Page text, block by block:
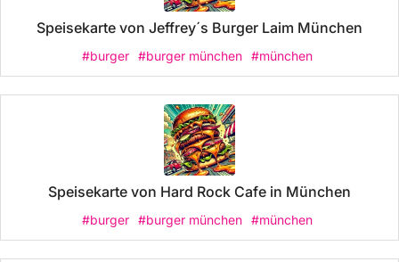
Speisekarte von Jeffrey´s Burger Laim München
#burger #burger münchen #münchen
Speisekarte von Hard Rock Cafe in München
#burger #burger münchen #münchen